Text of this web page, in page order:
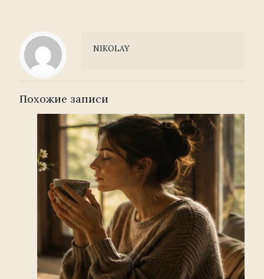
NIKOLAY
Похожие записи